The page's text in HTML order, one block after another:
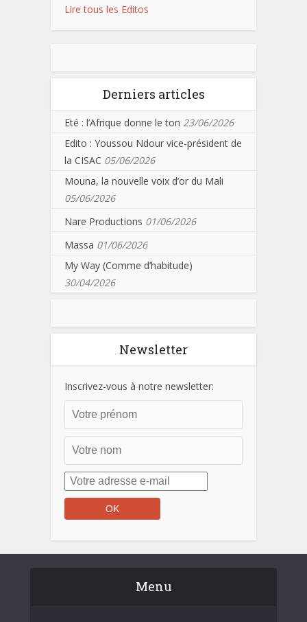
Lire tous les Editos
Derniers articles
Eté : l’Afrique donne le ton 23/06/2026
Edito : Youssou Ndour vice-président de
la CISAC 05/06/2026
Mouna, la nouvelle voix d’or du Mali
05/06/2026
Nare Productions 01/06/2026
Massa 01/06/2026
My Way (Comme d’habitude)
30/04/2026
Newsletter
Inscrivez-vous à notre newsletter:
Menu